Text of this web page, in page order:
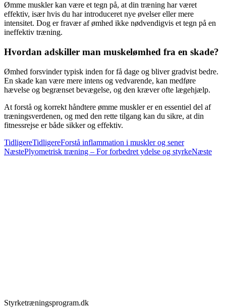
Ømme muskler kan være et tegn på, at din træning har været
effektiv, især hvis du har introduceret nye øvelser eller mere
intensitet. Dog er fravær af ømhed ikke nødvendigvis et tegn på en
ineffektiv træning.
Hvordan adskiller man muskelømhed fra en skade?
Ømhed forsvinder typisk inden for få dage og bliver gradvist bedre.
En skade kan være mere intens og vedvarende, kan medføre
hævelse og begrænset bevægelse, og den kræver ofte lægehjælp.
At forstå og korrekt håndtere ømme muskler er en essentiel del af
træningsverdenen, og med den rette tilgang kan du sikre, at din
fitnessrejse er både sikker og effektiv.
TidligereTidligereForstå inflammation i muskler og sener
NæstePlyometrisk træning – For forbedret ydelse og styrkeNæste
Styrketræningsprogram.dk